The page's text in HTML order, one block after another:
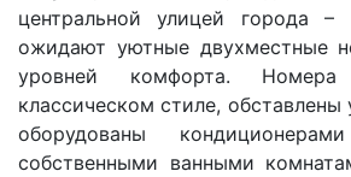
центральной улицей города –
ожидают уютные двухместные
уровней комфорта.
классическом стиле,
оборудованы
собственными ванными